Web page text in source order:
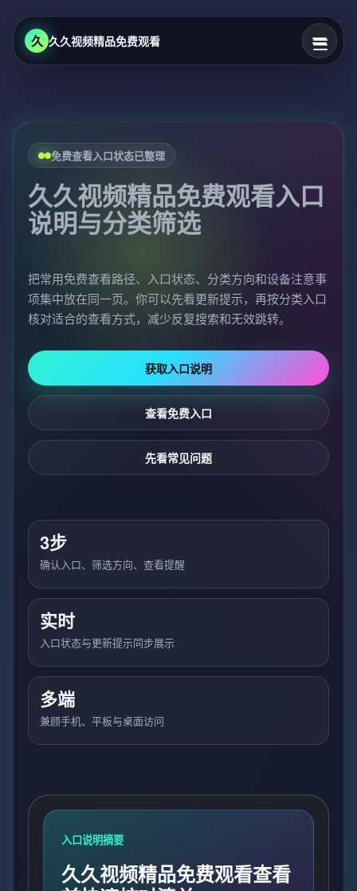
久 久久视频精品免费观看
免费查看入口状态已整理
久久视频精品免费观看入口
说明与分类筛选
把常用免费查看路径、入口状态、分类方向和设备注意事
项集中放在同一页。你可以先看更新提示，再按分类入口
核对适合的查看方式，减少反复搜索和无效跳转。
获取入口说明
查看免费入口
先看常见问题
3步
确认入口、筛选方向、查看提醒
实时
入口状态与更新提示同步展示
多端
兼顾手机、平板与桌面访问
入口说明摘要
久久视频精品免费观看查看